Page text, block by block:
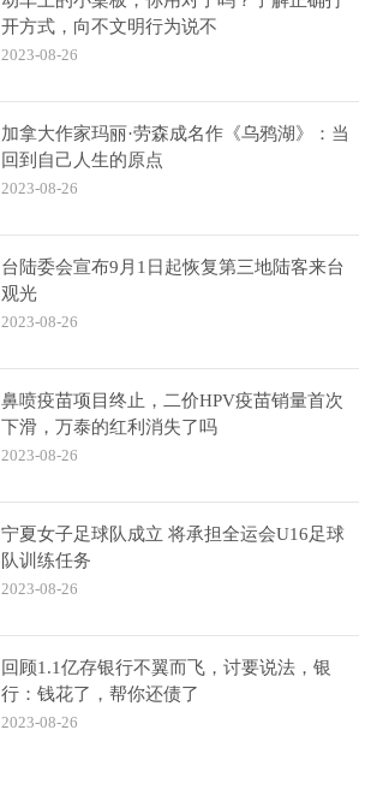
开方式，向不文明行为说不
2023-08-26
加拿大作家玛丽·劳森成名作《乌鸦湖》：当
回到自己人生的原点
2023-08-26
台陆委会宣布9月1日起恢复第三地陆客来台
观光
2023-08-26
鼻喷疫苗项目终止，二价HPV疫苗销量首次
下滑，万泰的红利消失了吗
2023-08-26
宁夏女子足球队成立 将承担全运会U16足球
队训练任务
2023-08-26
回顾1.1亿存银行不翼而飞，讨要说法，银
行：钱花了，帮你还债了
2023-08-26